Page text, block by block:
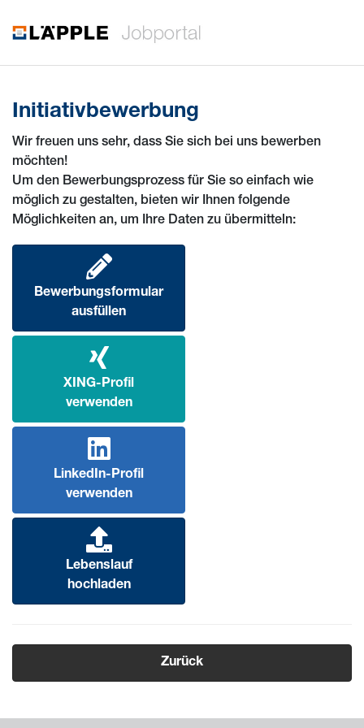
Initiativbewerbung
Wir freuen uns sehr, dass Sie sich bei uns bewerben
möchten!
Um den Bewerbungsprozess für Sie so einfach wie
möglich zu gestalten, bieten wir Ihnen folgende
Möglichkeiten an, um Ihre Daten zu übermitteln:
Bewerbungsformular
ausfüllen
XING-Profil
verwenden
LinkedIn-Profil
verwenden
Lebenslauf
hochladen
Zurück